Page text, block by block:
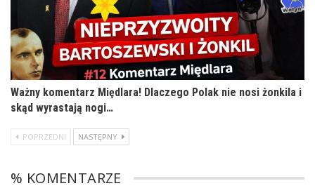
Ważny komentarz Międlara! Dlaczego Polak nie nosi żonkila i
skąd wyrastają nogi…
POPRZEDNI NASTĘPNY
% KOMENTARZE